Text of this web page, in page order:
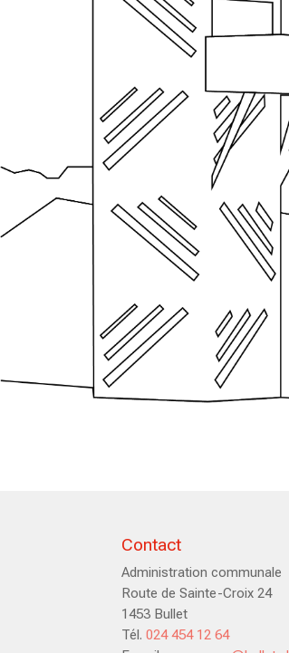
Contact
Administration communale
Route de Sainte-Croix 24
1453 Bullet
Tél.024 454 12 64